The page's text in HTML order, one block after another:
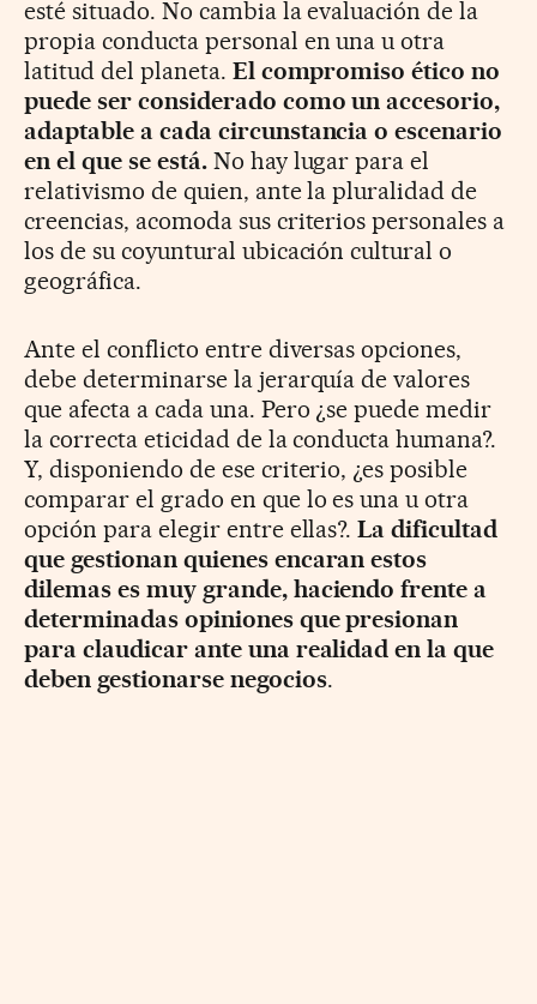
esté situado. No cambia la evaluación de la
propia conducta personal en una u otra
latitud del planeta. El compromiso ético no
puede ser considerado como un accesorio,
adaptable a cada circunstancia o escenario
en el que se está.No hay lugar para el
relativismo de quien, ante la pluralidad de
creencias, acomoda sus criterios personales a
los de su coyuntural ubicación cultural o
geográfica.
Ante el conflicto entre diversas opciones,
debe determinarse la jerarquía de valores
que afecta a cada una. Pero ¿se puede medir
la correcta eticidad de la conducta humana?.
Y, disponiendo de ese criterio, ¿es posible
comparar el grado en que lo es una u otra
opción para elegir entre ellas?.La dificultad
que gestionan quienes encaran estos
dilemas es muy grande, haciendo frente a
determinadas opiniones que presionan
para claudicar ante una realidad en la que
deben gestionarse negocios.